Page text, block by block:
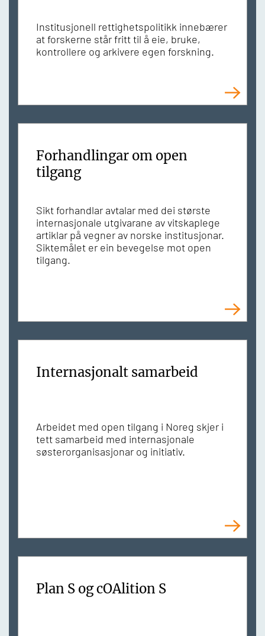
Institusjonell rettighetspolitikk innebærer
at forskerne står fritt til å eie, bruke,
kontrollere og arkivere egen forskning.
Forhandlingar om open
tilgang
Sikt forhandlar avtalar med dei største
internasjonale utgivarane av vitskaplege
artiklar på vegner av norske institusjonar.
Siktemålet er ein bevegelse mot open
tilgang.
Internasjonalt samarbeid
Arbeidet med open tilgang i Noreg skjer i
tett samarbeid med internasjonale
søsterorganisasjonar og initiativ.
Plan S og cOAlition S